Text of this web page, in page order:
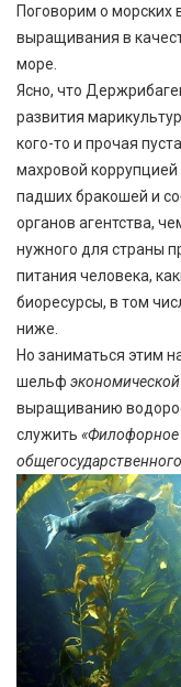
Поговорим о морских
выращивания в
море.
Ясно, что
развития
кого-то и прочая
махровой
падших бракошей и
органов агентства,
нужного для страны
питания человека,
биоресурсы, в том
ниже.
Но заниматься этим
шельф
выращиванию
служить «Филофорное